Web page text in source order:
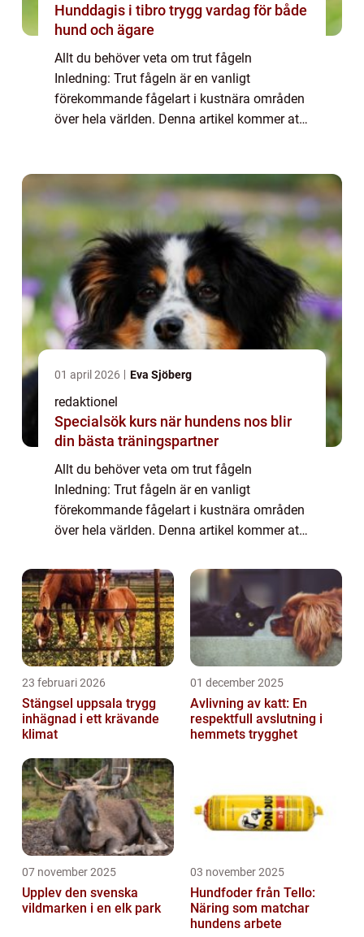
Hunddagis i tibro trygg vardag för både
hund och ägare
Allt du behöver veta om trut fågeln
Inledning: Trut fågeln är en vanligt
förekommande fågelart i kustnära områden
över hela världen. Denna artikel kommer att
01 april 2026 Eva Sjöberg
redaktionel
Specialsök kurs när hundens nos blir
din bästa träningspartner
Allt du behöver veta om trut fågeln
Inledning: Trut fågeln är en vanligt
förekommande fågelart i kustnära områden
över hela världen. Denna artikel kommer att
inklusive dess egenskaper, olika typer,
popu...
23 februari 2026
Stängsel uppsala trygg
inhägnad i ett krävande
klimat
01 december 2025
Avlivning av katt: En
respektfull avslutning i
hemmets trygghet
07 november 2025
Upplev den svenska
vildmarken i en elk park
03 november 2025
Hundfoder från Tello:
Näring som matchar
hundens arbete